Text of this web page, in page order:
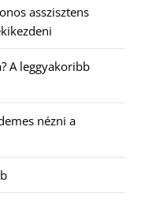
asszisztens
A leggyakoribb
nézni a